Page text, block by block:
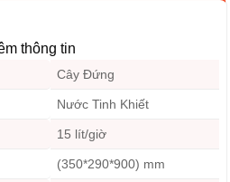
thông tin
Cây Đứng
Nước Tinh Khiết
15 lít/giờ
(350*290*900) mm